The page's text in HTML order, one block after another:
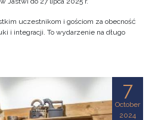
uczestnikom i gościom za obecność
i integracji. To wydarzenie na długo
7
October
2024